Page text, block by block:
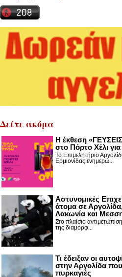
Δείτε ακόμα
Η έκθεση
στο Πόρτο Χέλι
Το Επιμελητήριο
Ερμιονίδας ενημερώ...
Αστυνομικές
άτομα σε
Λακωνία και
Στο πλαίσιο
της διαμόρφ...
Τι έδειξαν οι
στην Αργολίδα
πυρκαγιές